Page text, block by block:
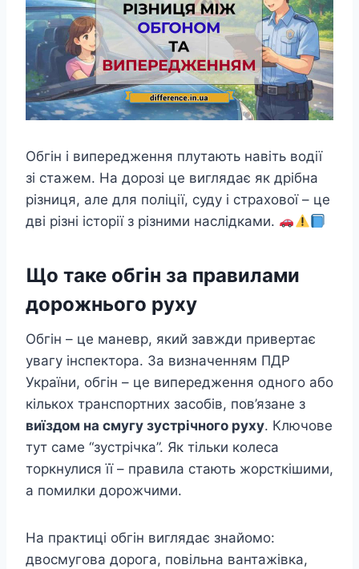
Обгін і випередження плутають навіть водії
зі стажем. На дорозі це виглядає як дрібна
різниця, але для поліції, суду і страхової – це
дві різні історії з різними наслідками.
Що таке обгін за правилами
дорожнього руху
Обгін – це маневр, який завжди привертає
увагу інспектора. За визначенням ПДР
України, обгін – це випередження одного або
кількох транспортних засобів, пов’язане з
виїздом на смугу зустрічного руху. Ключове
тут саме “зустрічка”. Як тільки колеса
торкнулися її – правила стають жорсткішими,
а помилки дорожчими.
На практиці обгін виглядає знайомо:
двосмугова дорога, повільна вантажівка,